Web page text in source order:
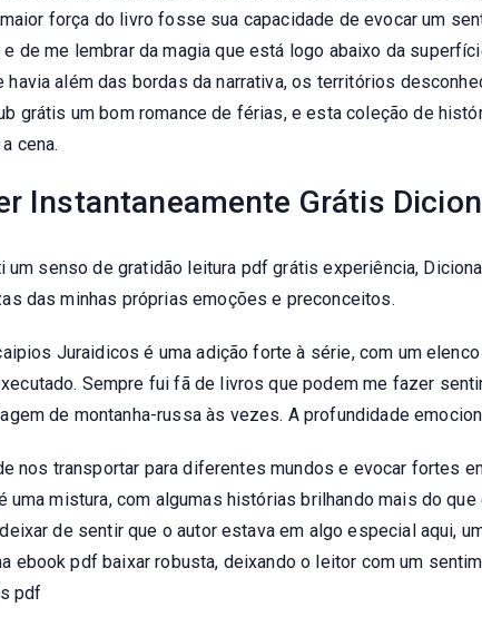
força do livro fosse sua capacidade de evocar um
de me lembrar da magia que está logo abaixo da
havia além das bordas da narrativa, os territórios
grátis um bom romance de férias, e esta coleção de
cena.
Instantaneamente Grátis
um senso de gratidão leitura pdf grátis experiência,
das minhas próprias emoções e preconceitos.
Juraidicos é uma adição forte à série, com um
Sempre fui fã de livros que podem me fazer
de montanha-russa às vezes. A profundidade
nos transportar para diferentes mundos e evocar fortes
uma mistura, com algumas histórias brilhando mais do
de sentir que o autor estava em algo especial aqui,
ebook pdf baixar robusta, deixando o leitor com um
pdf